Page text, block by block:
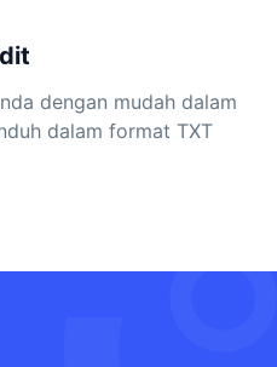
dengan mudah dalam
dalam format TXT